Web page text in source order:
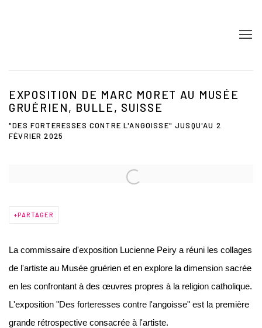
EXPOSITION DE MARC MORET AU MUSÉE
GRUÉRIEN, BULLE, SUISSE
"DES FORTERESSES CONTRE L'ANGOISSE" JUSQU'AU 2
FÉVRIER 2025
Open a larger version of the following image in a popup:
PARTAGER
La commissaire d'exposition Lucienne Peiry a réuni les collages
de l'artiste au Musée gruérien et en explore la dimension sacrée
en les confrontant à des œuvres propres à la religion catholique.
L'exposition "Des forteresses contre l'angoisse" est la première
grande rétrospective consacrée à l'artiste.